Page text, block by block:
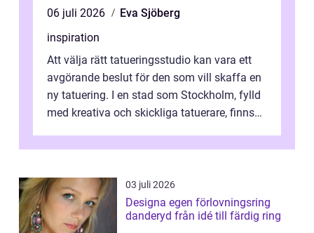
06 juli 2026
Eva Sjöberg
inspiration
Att välja rätt tatueringsstudio kan vara ett
avgörande beslut för den som vill skaffa en
ny tatuering. I en stad som Stockholm, fylld
med kreativa och skickliga tatuerare, finns
03 juli 2026
Designa egen förlovningsring
danderyd från idé till färdig ring